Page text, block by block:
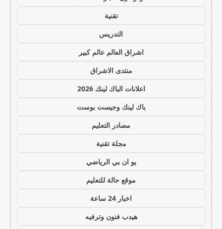
تقنية
التدريس
اشراق العالم عالم كبير
منتدى الاشراق
اعلانات الباك لينك 2026
باك لينك وجيست بوست
مصادر التعليم
مجلة تقنية
يو ان بي الرياضي
موقع حالة للتعليم
اخبار 24 ساعة
هيدب فنون وترفيه